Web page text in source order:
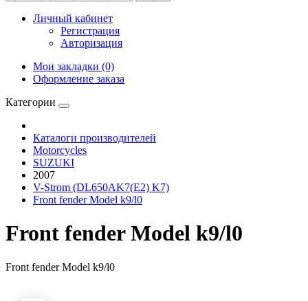
Личный кабинет
Регистрация
Авторизация
Мои закладки (0)
Оформление заказа
Категории
Каталоги производителей
Motorcycles
SUZUKI
2007
V-Strom (DL650AK7(E2) K7)
Front fender Model k9/l0
Front fender Model k9/l0
Front fender Model k9/l0